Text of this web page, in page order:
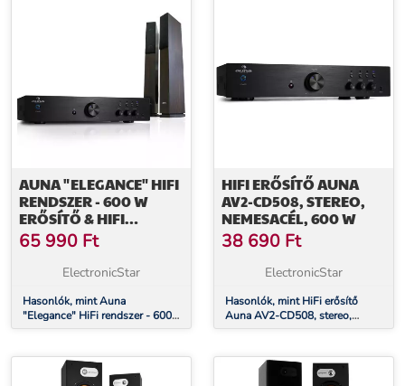
AUNA "ELEGANCE" HIFI
RENDSZER - 600 W
ERŐSÍTŐ & HIFI
HANGFALAK
65 990 Ft
ElectronicStar
Hasonlók, mint Auna
"Elegance" HiFi rendszer - 600
W erősítő & HiFi hangfalak
HIFI ERŐSÍTŐ AUNA
AV2-CD508, STEREO,
NEMESACÉL, 600 W
38 690 Ft
ElectronicStar
Hasonlók, mint HiFi erősítő
Auna AV2-CD508, stereo,
nemesacél, 600 W